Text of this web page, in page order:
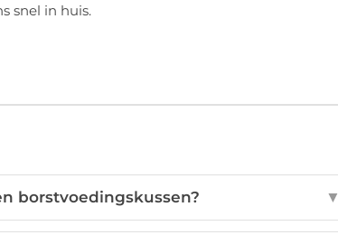
snel in huis.
borstvoedingskussen? ▼